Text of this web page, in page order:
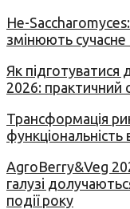
Не-
змінюють сучасне
Як
2026: практичний
Трансформація
AgroBerry&Veg
галузі
події року